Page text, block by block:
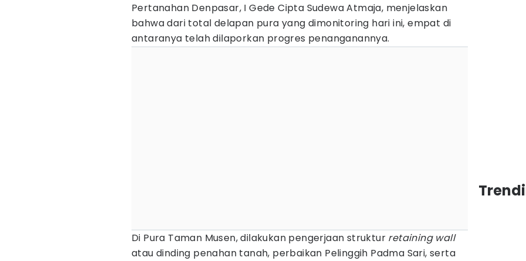
Pertanahan Denpasar, I Gede Cipta Sudewa Atmaja, menjelaskan
bahwa dari total delapan pura yang dimonitoring hari ini, empat di
antaranya telah dilaporkan progres penanganannya.
Di Pura Taman Musen, dilakukan pengerjaan struktur retaining wall
atau dinding penahan tanah, perbaikan Pelinggih Padma Sari, serta